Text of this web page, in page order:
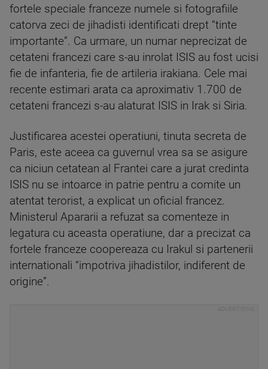
fortele speciale franceze numele si fotografiile
catorva zeci de jihadisti identificati drept “tinte
importante”. Ca urmare, un numar neprecizat de
cetateni francezi care s-au inrolat ISIS au fost ucisi
fie de infanteria, fie de artileria irakiana. Cele mai
recente estimari arata ca aproximativ 1.700 de
cetateni francezi s-au alaturat ISIS in Irak si Siria.
Justificarea acestei operatiuni, tinuta secreta de
Paris, este aceea ca guvernul vrea sa se asigure
ca niciun cetatean al Frantei care a jurat credinta
ISIS nu se intoarce in patrie pentru a comite un
atentat terorist, a explicat un oficial francez.
Ministerul Apararii a refuzat sa comenteze in
legatura cu aceasta operatiune, dar a precizat ca
fortele franceze coopereaza cu Irakul si partenerii
internationali “impotriva jihadistilor, indiferent de
origine”.